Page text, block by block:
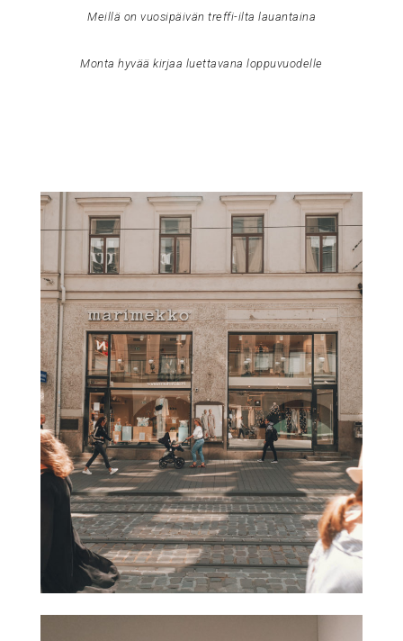
Meillä on vuosipäivän treffi-ilta lauantaina
Monta hyvää kirjaa luettavana loppuvuodelle